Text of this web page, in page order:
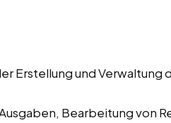
Erstellung und Verwaltung
Bearbeitung von